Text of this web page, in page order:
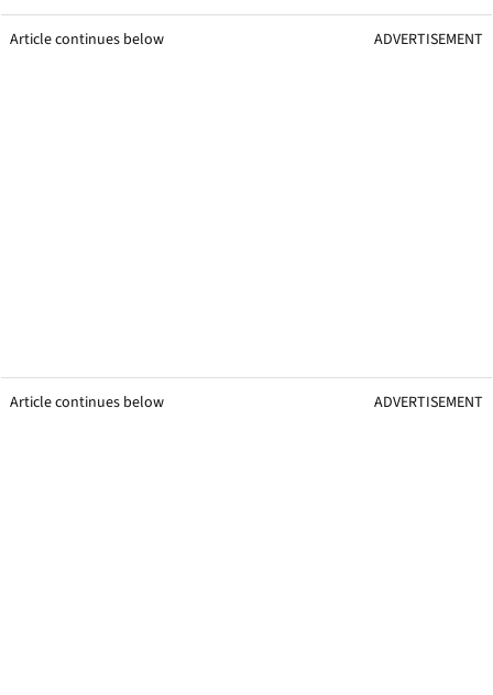
Article continues below ADVERTISEMENT
Article continues below ADVERTISEMENT